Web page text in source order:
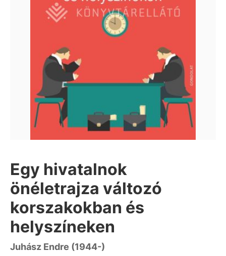
Egy hivatalnok
önéletrajza változó
korszakokban és
helyszíneken
Juhász Endre (1944-)